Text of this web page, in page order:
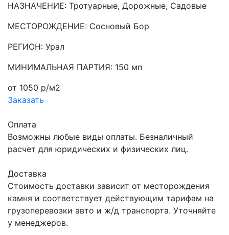
НАЗНАЧЕНИЕ: Тротуарные, Дорожные, Садовые
МЕСТОРОЖДЕНИЕ: Сосновый Бор
РЕГИОН: Урал
МИНИМАЛЬНАЯ ПАРТИЯ: 150 мп
от 1050 р/м2
Заказать
Оплата
Возможны любые виды оплаты. Безналичный
расчет для юридических и физических лиц.
Доставка
Стоимость доставки зависит от месторождения
камня и соответствует действующим тарифам на
грузоперевозки авто и ж/д транспорта. Уточняйте
у менеджеров.